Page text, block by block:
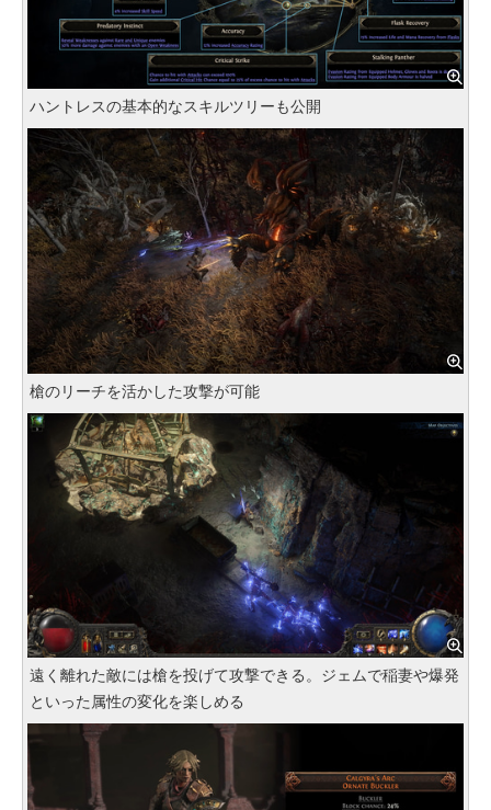
ハントレスの基本的なスキルツリーも公開
槍のリーチを活かした攻撃が可能
遠く離れた敵には槍を投げて攻撃できる。ジェムで稲妻や爆発
といった属性の変化を楽しめる